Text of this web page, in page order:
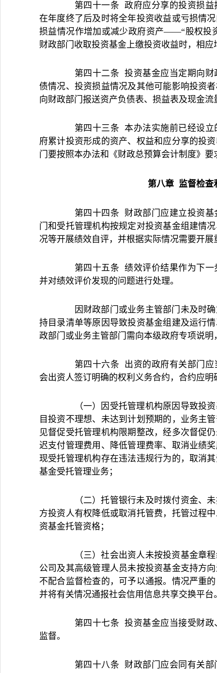
第四十一条 政府应分享的投资损益
在年度终了后及时将全年投资收益或亏损情
损益情况作增加或减少政府资产——“股权投
财政部门收取投资基金上缴投资收益时，相应
第四十二条 投资基金应当定期向财
债情况、投资损益情况及其他可能影响投资
向财政部门报送资产负债表、损益表及现金流
第四十三条 本办法实施前已经设立
府累计投资形成的资产、权益和应分享的投
门要按照本办法和《财政总预算会计制度》
第八章 监督检查
第四十四条 财政部门应建立投资基
门和受托管理机构按规定对投资基金组建情
况等开展绩效自评，并根据实际情况需要开
第四十五条 绩效评价结果作为下一
并对绩效评价发现的问题进行处理。
因财政部门或业务主管部门未及时确
持目录清单等原因导致投资基金组建及运行
政部门或业务主管部门需向本级政府专项说
第四十六条 出资的政府有关部门应
会出资人签订明确的权利义务合约，合约应明
（一）因受托管理机构原因导致投资
目投资不理想、未达到计划预期的，业务主
见督促受托管理机构限期整改，经多次督促
迟支付管理费用、降低管理费率、取消业绩
现受托管理机构存在违法违规行为的，取消
基金受托管理业务；
（二）托管银行未及时拨付资金、未
方投资人有权降低或取消托管费，托管过程
资基金托管资格；
（三）社会出资人未按投资基金章程
公司及其高级管理人员未按投资基金支持方
不配合监督检查的，可予以通报。情况严重
并将有关情况通报社会信用信息共享交换平台
第四十七条 投资基金应当接受财政
监督。
第四十八条 财政部门应会同有关部